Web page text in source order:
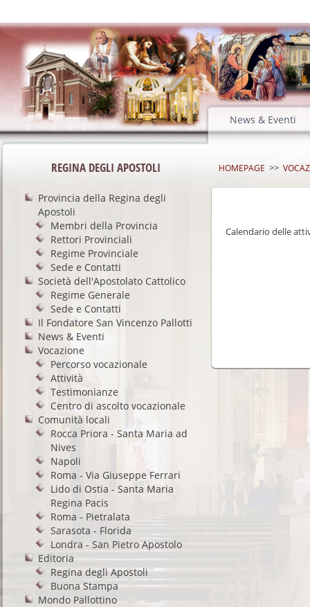
News & Eventi
REGINA DEGLI APOSTOLI
Provincia della Regina degli
Apostoli
Membri della Provincia
Rettori Provinciali
Regime Provinciale
Sede e Contatti
Società dell'Apostolato Cattolico
Regime Generale
Sede e Contatti
Il Fondatore San Vincenzo Pallotti
News & Eventi
Vocazione
Percorso vocazionale
Attività
Testimonianze
Centro di ascolto vocazionale
Comunità locali
Rocca Priora - Santa Maria ad
Nives
Napoli
Roma - Via Giuseppe Ferrari
Lido di Ostia - Santa Maria
Regina Pacis
Roma - Pietralata
Sarasota - Florida
Londra - San Pietro Apostolo
Editoria
Regina degli Apostoli
Buona Stampa
Mondo Pallottino
HOMEPAGE >>
Calendario delle